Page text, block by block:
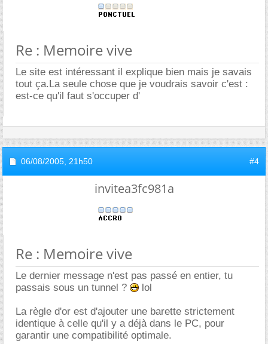
Re : Memoire vive
Le site est intéressant il explique bien mais je savais
tout ça.La seule chose que je voudrais savoir c'est :
est-ce qu'il faut s'occuper d'
06/08/2005, 21h50 #4
invitea3fc981a
Re : Memoire vive
Le dernier message n'est pas passé en entier, tu
passais sous un tunnel ?
lol
La règle d'or est d'ajouter une barette strictement
identique à celle qu'il y a déjà dans le PC, pour
garantir une compatibilité optimale.